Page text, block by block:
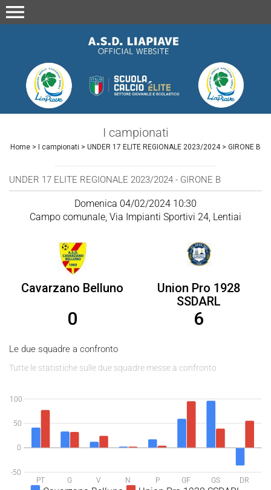
menu
I campionati
Home > I campionati > UNDER 17 ELITE REGIONALE 2023/2024> GIRONE B
UNDER 17 ELITE REGIONALE 2023/2024 - GIRONE B
Domenica 04/02/2024 10:30
Campo comunale, Via Impianti Sportivi 24, Lentiai
Cavarzano Belluno
Union Pro 1928
SSDARL
0 6
Le due squadre a confronto
Tutte le statistiche sulle due squadre messe a confronto
PT G V N P GF GS DR
-50
0
50
100